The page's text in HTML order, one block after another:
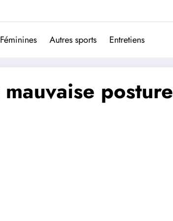
portugais
Féminines Autres sports Entretiens
posture